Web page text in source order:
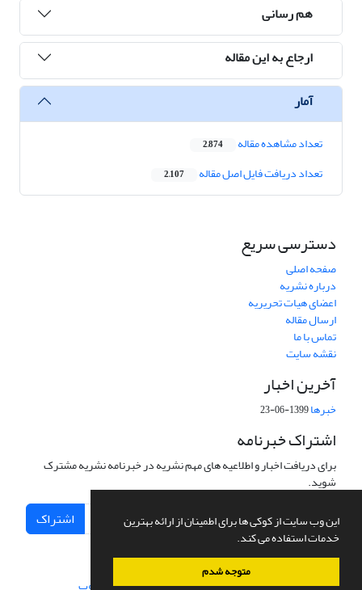
این وب سایت از کوکی ها برای اطمینان از ارائه بهترین
خدمات استفاده می کند.
متوجه شدم
هم رسانی
ارجاع به این مقاله
آمار
تعداد مشاهده مقاله 2,874
تعداد دریافت فایل اصل مقاله 2,107
دسترسی سریع
صفحه اصلی
درباره نشریه
اعضای هیات تحریریه
ارسال مقاله
تماس با ما
نقشه سایت
آخرین اخبار
خبرها1399-06-23
اشتراک خبرنامه
برای دریافت اخبار و اطلاعیه های مهم نشریه در خبرنامه نشریه مشترک
شوید.
اشتراک